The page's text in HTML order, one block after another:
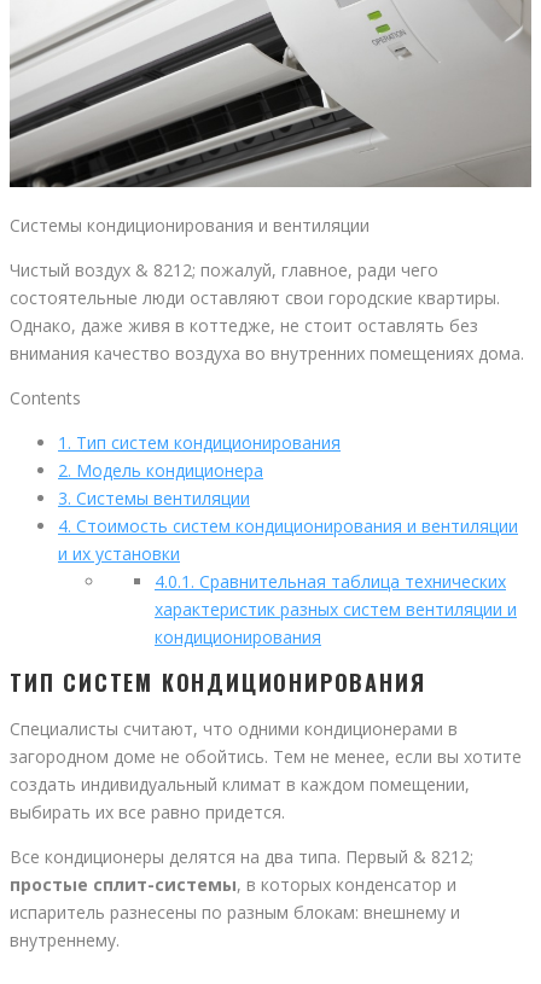
Системы кондиционирования и вентиляции
Чистый воздух & 8212; пожалуй, главное, ради чего
состоятельные люди оставляют свои городские квартиры.
Однако, даже живя в коттедже, не стоит оставлять без
внимания качество воздуха во внутренних помещениях дома.
Contents
1. Тип систем кондиционирования
2. Модель кондиционера
3. Системы вентиляции
4. Стоимость систем кондиционирования и вентиляции
и их установки
4.0.1. Сравнительная таблица технических
характеристик разных систем вентиляции и
кондиционирования
ТИП СИСТЕМ КОНДИЦИОНИРОВАНИЯ
Специалисты считают, что одними кондиционерами в
загородном доме не обойтись. Тем не менее, если вы хотите
создать индивидуальный климат в каждом помещении,
выбирать их все равно придется.
Все кондиционеры делятся на два типа. Первый & 8212;
простые сплит-системы, в которых конденсатор и
испаритель разнесены по разным блокам: внешнему и
внутреннему.